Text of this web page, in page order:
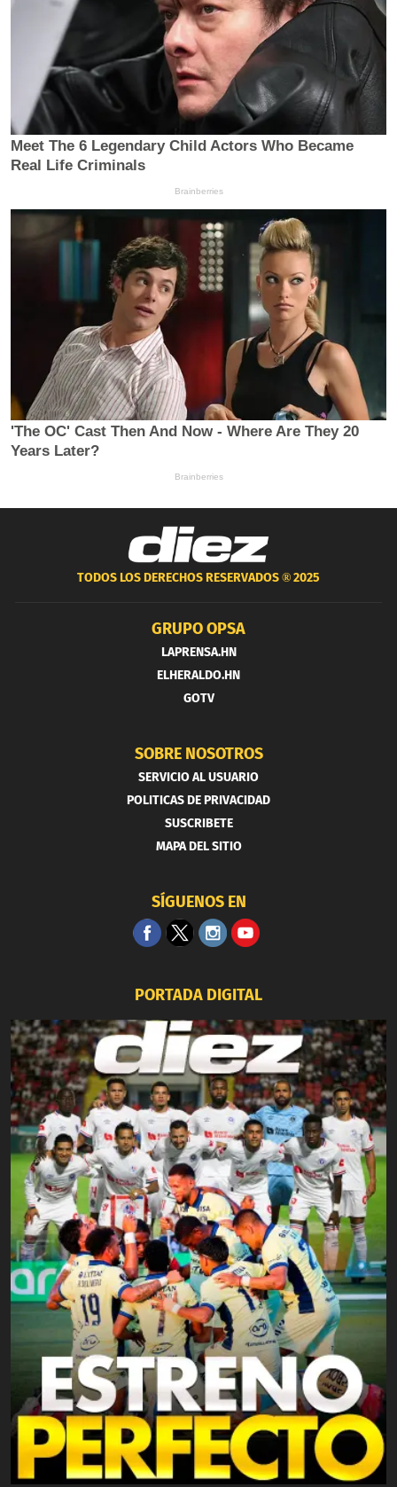
TODOS LOS DERECHOS RESERVADOS ®2025
GRUPO OPSA
LAPRENSA.HN
ELHERALDO.HN
GOTV
SOBRE NOSOTROS
SERVICIO AL USUARIO
POLITICAS DE PRIVACIDAD
SUSCRIBETE
MAPA DEL SITIO
SÍGUENOS EN
PORTADA DIGITAL